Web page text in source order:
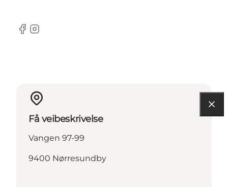
Facebook
Instagram
Få veibeskrivelse
Vangen 97-99
9400 Nørresundby